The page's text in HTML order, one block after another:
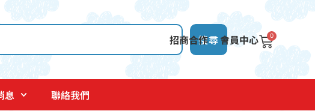
搜尋
招商合作 會員中心 0
息 聯絡我們